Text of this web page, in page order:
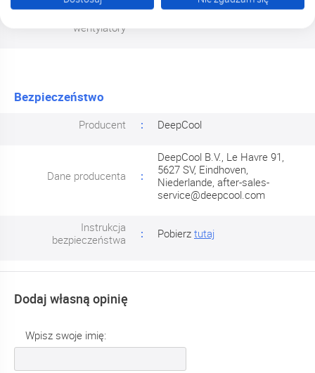
Zainstalowane
wentylatory
Bezpieczeństwo
Producent DeepCool
Dane producenta
DeepCool B.V., Le Havre 91,
5627 SV, Eindhoven,
Niederlande, after-sales-
service@deepcool.com
Instrukcja
bezpieczeństwa
Pobierz tutaj
Dodaj własną opinię
Wpisz swoje imię: